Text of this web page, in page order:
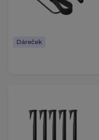
Dáreček